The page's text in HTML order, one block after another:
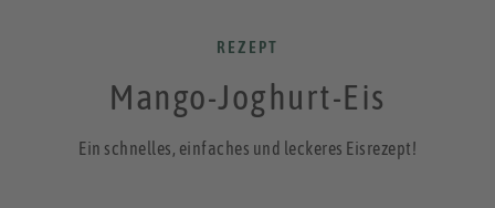
REZEPT
Mango-Joghurt-Eis
Ein schnelles, einfaches und leckeres Eisrezept!